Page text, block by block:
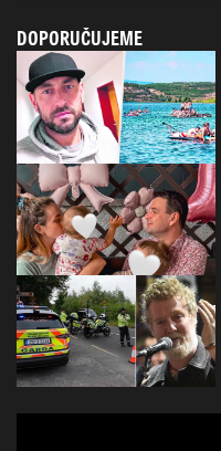
DOPORUČUJEME